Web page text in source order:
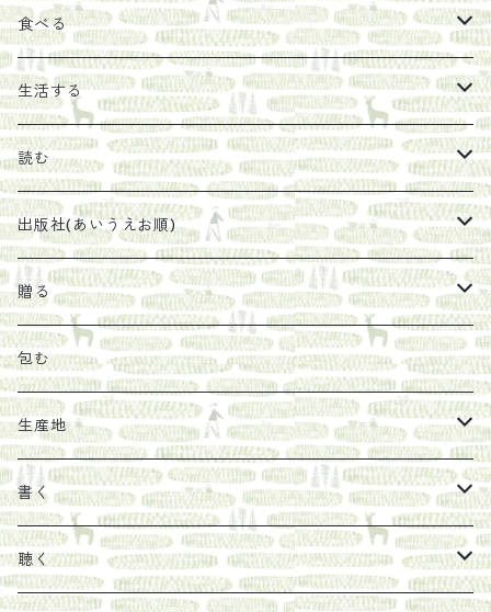
お茶
エキス
珈琲豆
太山寺珈琲焙煎室
食べる
ジャム
うめぼし
塩
オリーブオイル
その他
マスコバド糖
しょうがパウダー
野菜・果物
生活する
エコラップ
石けん
ヘチマたわし
陶器
馬目隆宏
絵
タンブラー
読む
刊行から時間が経ったけれど、長く売り続けたい一冊
贈り物に勧めたい絵本
紀伊半島ブックマルシェ関連本
らくだ舎出帆室の参考本など
新刊では販売しづらくなった本を巡らせて
古本や自由価格本から探す
出版社(あいうえお順)
らくだ舎出帆室
リトルプレス
mario books
タイドラー
Sakumag
地下BOOKS
海外出版社
古本
あ行
贈る
包装
ギフトセット
カレンダー
カップ
包む
生産地
色川
そこそこ農園
フィリピン
書く
カムワッカ
聴く